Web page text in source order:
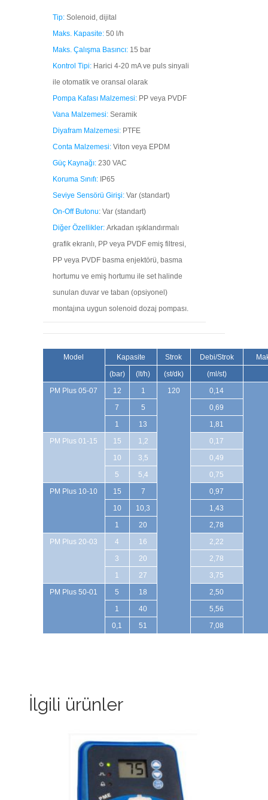
Tip: Solenoid, dijital
Maks. Kapasite: 50 l/h
Maks. Çalışma Basıncı: 15 bar
Kontrol Tipi: Harici 4-20 mA ve puls sinyali
ile otomatik ve oransal olarak
Pompa Kafası Malzemesi: PP veya PVDF
Vana Malzemesi: Seramik
Diyafram Malzemesi: PTFE
Conta Malzemesi: Viton veya EPDM
Güç Kaynağı: 230 VAC
Koruma Sınıfı: IP65
Seviye Sensörü Girişi: Var (standart)
On-Off Butonu: Var (standart)
Diğer Özellikler: Arkadan ışıklandırmalı
grafik ekranlı, PP veya PVDF emiş filtresi,
PP veya PVDF basma enjektörü, basma
hortumu ve emiş hortumu ile set halinde
sunulan duvar ve taban (opsiyonel)
montajına uygun solenoid dozaj pompası.
Model Kapasite Strok Debi/Strok
(bar)
(lt/h) (st/dk)
(ml/st)
PM Plus 05-07
12 1 120
0,14
7
5
0,69
1
13
1,81
PM Plus 01-15
15 1,2
0,17
10
3,5
0,49
5
5,4
0,75
PM Plus 10-10
15 7
0,97
10
10,3
1,43
1
20
2,78
PM Plus 20-03
4 16
2,22
3
20
2,78
1
27
3,75
PM Plus 50-01
5 18
2,50
1
40
5,56
0,1
51 7,08
İlgili ürünler